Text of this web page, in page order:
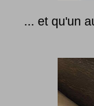
... et qu'un